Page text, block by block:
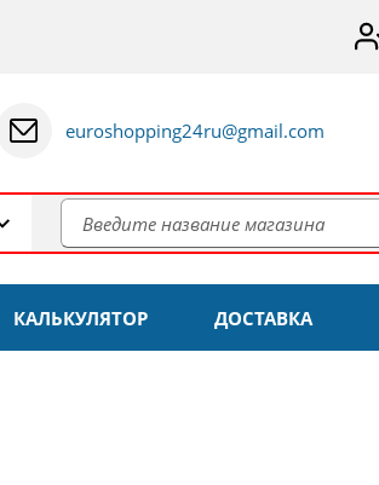
euroshopping24ru@gmail.com
КАЛЬКУЛЯТОР ДОСТАВКА